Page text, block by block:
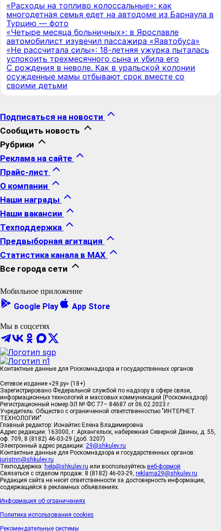
«Расходы на топливо колоссальные»: как
многодетная семья едет на автодоме из Барнаула в
Турцию — фото
«Четыре месяца больничных»: в Ярославле
автомобилист изувечил пассажира «Яавтобуса»
«Не рассчитала силы»: 18-летняя ужурка пыталась
успокоить трехмесячного сына и убила его
С рождения в неволе. Как в уральской колонии
осужденные мамы отбывают срок вместе со
своими детьми
Подписаться на новости
Сообщить новость
Рубрики
Реклама на сайте
Прайс-лист
О компании
Наши награды
Наши вакансии
Техподдержка
Предвыборная агитация
Статистика канала в MAX
Все города сети
Мобильное приложение
Google Play App Store
Мы в соцсетях
Контактные данные для Роскомнадзора и государственных органов
Сетевое издание «29.ру» (18+)
Зарегистрировано Федеральной службой по надзору в сфере связи,
информационных технологий и массовых коммуникаций (Роскомнадзор)
Регистрационный номер ЭЛ № ФС 77– 84687 от 06.02.2023 г.
Учредитель: Общество с ограниченной ответственностью "ИНТЕРНЕТ
ТЕХНОЛОГИИ"
Главный редактор: Ионайтис Елена Владимировна
Адрес редакции: 163000, г. Архангельск, набережная Северной Двины, д. 55,
оф. 709, 8 (8182) 46-03-29 (доб. 3207)
Электронный адрес редакции: 29@shkulev.ru
Контактные данные для Роскомнадзора и государственных органов:
juristnn@shkulev.ru
Техподдержка: help@shkulev.ru или воспользуйтесь веб-формой
Связаться с отделом продаж: 8 (8182) 46-03-29, reklama29@shkulev.ru
Редакция сайта не несет ответственности за достоверность информации,
содержащейся в рекламных объявлениях.
Информация об ограничениях
Политика использования cookies
Рекомендательные системы